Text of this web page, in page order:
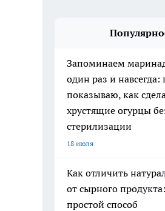
Запоминаем
один раз и навсегда:
показываю, как
хрустящие огурцы
стерилизации
18 июля
Как отличить
от сырного
простой способ